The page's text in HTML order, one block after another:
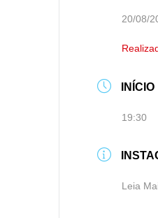
20/08/
INÍCIO
19:30
Leia